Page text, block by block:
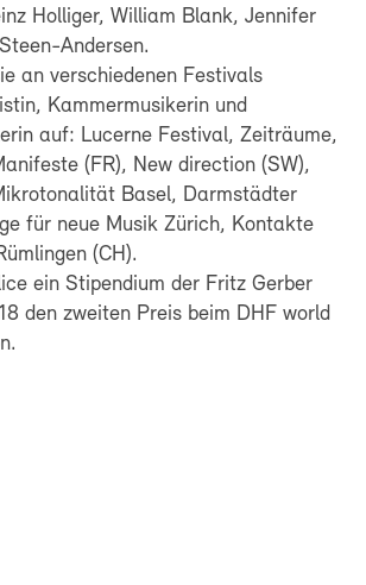
Holliger, William Blank, Jennifer
Andersen.
an verschiedenen Festivals
Kammermusikerin und
auf: Lucerne Festival, Zeiträume,
(FR), New direction (SW),
Basel, Darmstädter
für neue Musik Zürich, Kontakte
(CH).
ein Stipendium der Fritz Gerber
den zweiten Preis beim DHF world